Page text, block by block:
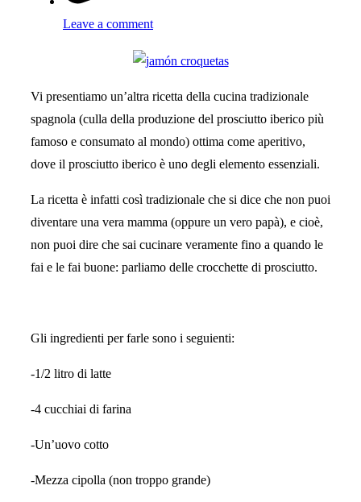
Leave a comment
Vi presentiamo un’altra ricetta della cucina tradizionale
spagnola (culla della produzione del prosciutto iberico più
famoso e consumato al mondo) ottima come aperitivo,
dove il prosciutto iberico è uno degli elemento essenziali.
La ricetta è infatti così tradizionale che si dice che non puoi
diventare una vera mamma (oppure un vero papà), e cioè,
non puoi dire che sai cucinare veramente fino a quando le
fai e le fai buone: parliamo delle crocchette di prosciutto.
Gli ingredienti per farle sono i seguienti:
-1/2 litro di latte
-4 cucchiai di farina
-Un’uovo cotto
-Mezza cipolla (non troppo grande)